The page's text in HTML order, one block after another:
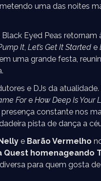
uma das noites
Eyed Peas retornam
It, Let’s Get It Started e
uma grande festa,
e DJs da
Fore How Deep Is Your
constante nos
pista de dança a
e Barão Vermelho
Quest homenageando
para quem gosta